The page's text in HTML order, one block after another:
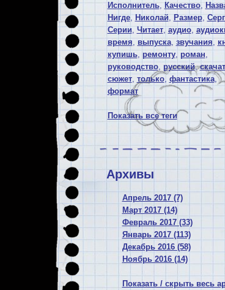
Исполнитель, Качество,
Нигде, Николай, Размер,
Серии,Читает, аудио,
время, выпуска, звучания,
купишь, ремонту, роман,
руководство, русский,
сюжет, только, фантастика,
формат
Показать все теги
Архивы
Апрель 2017 (7)
Март 2017 (14)
Февраль 2017 (33)
Январь 2017 (113)
Декабрь 2016 (58)
Ноябрь 2016 (14)
Показать / скрыть весь